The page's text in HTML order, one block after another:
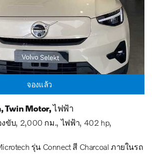
จองแล้ว
Twin Motor, ไฟฟ้า
ขับ 2,000 กม. ไฟฟ้า 402 hp
รุ่น Connect สี Charcoal ภายในรถ